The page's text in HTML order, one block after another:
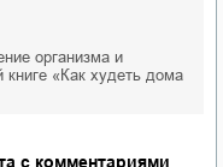
организма и
«Как худеть дома
с комментариями